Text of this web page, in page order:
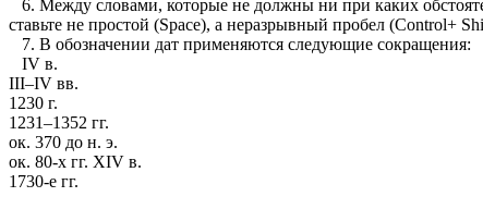
6. Между словами, которые не должны ни при каких
ставьте не простой (Space), а неразрывный пробел (Control+
7. В обозначении дат применяются следующие сокращения:
IV в.
III–IV вв.
1230 г.
1231–1352 гг.
ок. 370 до н. э.
ок. 80-х гг. XIV в.
1730-е гг.